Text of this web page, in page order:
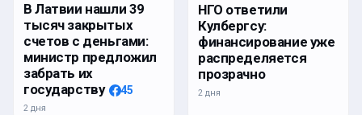
В Латвии нашли 39
тысяч закрытых
счетов с деньгами:
министр предложил
забрать их
государству
45
2 дня
НГО ответили
Кулбергсу:
финансирование уже
распределяется
прозрачно
2 дня